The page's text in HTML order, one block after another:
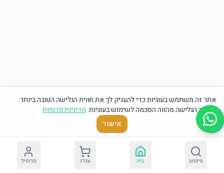
חיפוש בית עגלה פרופיל
אתר זה משתמש בעוגיות כדי להעניק לך את חווית הגלישה הטובה ביותר.
המשך הגלישה מהווה הסכמה לשימוש בעוגיות.מדיניות פרטיות
אישור